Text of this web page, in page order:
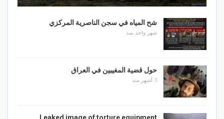
شح المياه في سجن الناصرية المركزي
شهر واحد منذ
حول قضية المغيبين في العراق
3 أشهر منذ
Leaked image of torture equipment